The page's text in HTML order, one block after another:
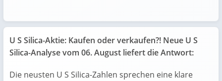
U S Silica-Aktie: Kaufen oder verkaufen?! Neue U S
Silica-Analyse vom 06. August liefert die Antwort:
Die neusten U S Silica-Zahlen sprechen eine klare